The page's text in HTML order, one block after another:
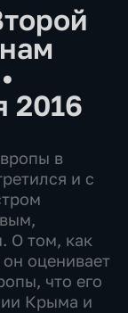
•
2016
в
и с
О том, как
оценивает
что его
Крыма и